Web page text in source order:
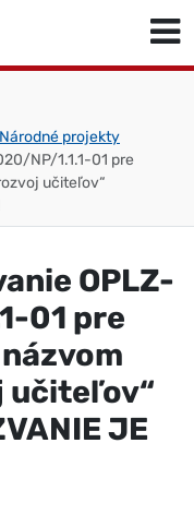
Národné projekty
NP/1.1.1-01 pre
učiteľov“
OPLZ-
01 pre
učiteľov“
JE